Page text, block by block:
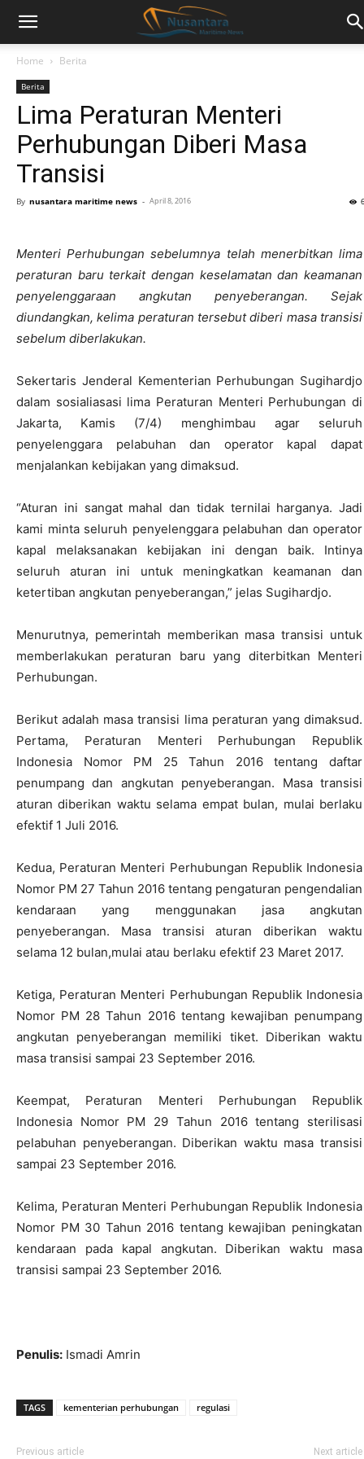
Home Berita
Berita
Lima Peraturan Menteri
Perhubungan Diberi Masa
Transisi
By nusantara maritime news - April 8, 2016
Menteri Perhubungan sebelumnya telah menerbitkan lima
peraturan baru terkait dengan keselamatan dan keamanan
penyelenggaraan angkutan penyeberangan. Sejak
diundangkan, kelima peraturan tersebut diberi masa transisi
sebelum diberlakukan.
Sekertaris Jenderal Kementerian Perhubungan Sugihardjo
dalam sosialiasasi lima Peraturan Menteri Perhubungan di
Jakarta, Kamis (7/4) menghimbau agar seluruh
penyelenggara pelabuhan dan operator kapal dapat
menjalankan kebijakan yang dimaksud.
“Aturan ini sangat mahal dan tidak ternilai harganya. Jadi
kami minta seluruh penyelenggara pelabuhan dan operator
kapal melaksanakan kebijakan ini dengan baik. Intinya
seluruh aturan ini untuk meningkatkan keamanan dan
ketertiban angkutan penyeberangan,” jelas Sugihardjo.
Menurutnya, pemerintah memberikan masa transisi untuk
memberlakukan peraturan baru yang diterbitkan Menteri
Perhubungan.
Berikut adalah masa transisi lima peraturan yang dimaksud.
Pertama, Peraturan Menteri Perhubungan Republik
Indonesia Nomor PM 25 Tahun 2016 tentang daftar
penumpang dan angkutan penyeberangan. Masa transisi
aturan diberikan waktu selama empat bulan, mulai berlaku
efektif 1 Juli 2016.
Kedua, Peraturan Menteri Perhubungan Republik Indonesia
Nomor PM 27 Tahun 2016 tentang pengaturan pengendalian
kendaraan yang menggunakan jasa angkutan
penyeberangan. Masa transisi aturan diberikan waktu
selama 12 bulan,mulai atau berlaku efektif 23 Maret 2017.
Ketiga, Peraturan Menteri Perhubungan Republik Indonesia
Nomor PM 28 Tahun 2016 tentang kewajiban penumpang
angkutan penyeberangan memiliki tiket. Diberikan waktu
masa transisi sampai 23 September 2016.
Keempat, Peraturan Menteri Perhubungan Republik
Indonesia Nomor PM 29 Tahun 2016 tentang sterilisasi
pelabuhan penyeberangan. Diberikan waktu masa transisi
sampai 23 September 2016.
Kelima, Peraturan Menteri Perhubungan Republik Indonesia
Nomor PM 30 Tahun 2016 tentang kewajiban peningkatan
kendaraan pada kapal angkutan. Diberikan waktu masa
transisi sampai 23 September 2016.
Penulis: Ismadi Amrin
TAGS kementerian perhubungan regulasi
Previous article Next article